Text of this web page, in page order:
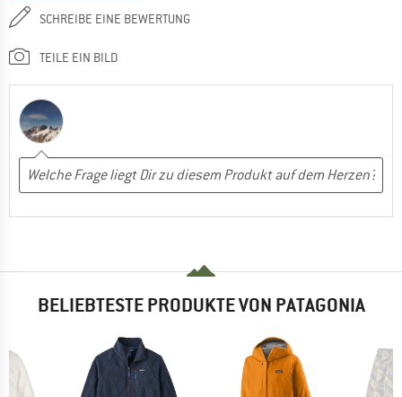
SCHREIBE EINE BEWERTUNG
TEILE EIN BILD
BELIEBTESTE PRODUKTE VON PATAGONIA